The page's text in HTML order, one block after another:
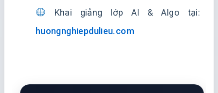
Khai giảng lớp AI & Algo tại:
huongnghiepdulieu.com